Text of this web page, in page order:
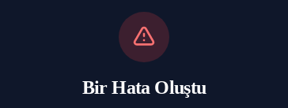
Bir Hata Oluştu